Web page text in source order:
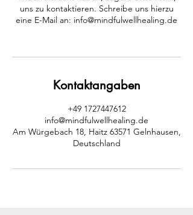
uns zu kontaktieren. Schreibe uns hierzu
eine E-Mail an: info@mindfulwellhealing.de
Kontaktangaben
+49 1727447612
info@mindfulwellhealing.de
Am Würgebach 18, Haitz 63571 Gelnhausen,
Deutschland